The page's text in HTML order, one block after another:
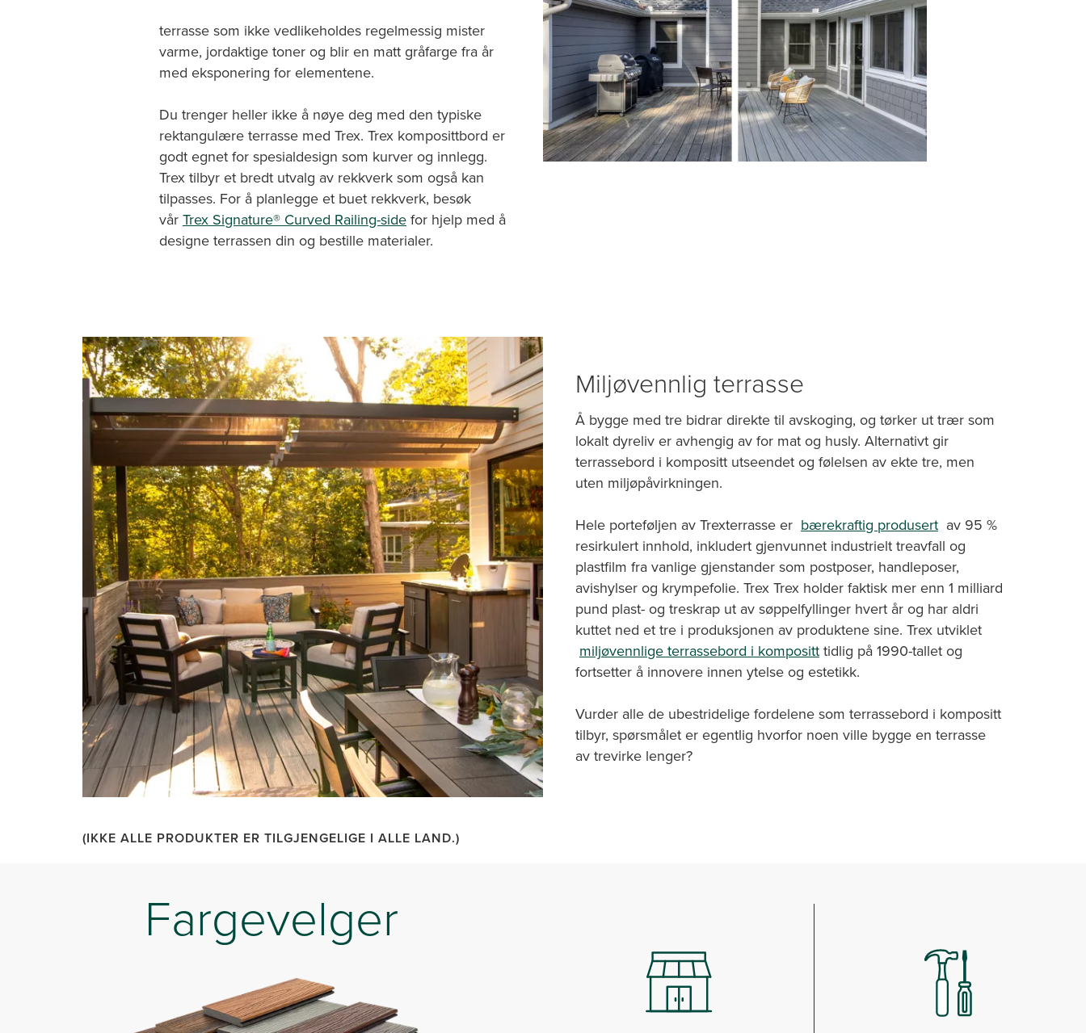
terrasse som ikke vedlikeholdes regelmessig mister
varme, jordaktige toner og blir en matt gråfarge fra år
med eksponering for elementene.
Du trenger heller ikke å nøye deg med den typiske
rektangulære terrasse med Trex. Trex komposittbord er
godt egnet for spesialdesign som kurver og innlegg.
Trex tilbyr et bredt utvalg av rekkverk som også kan
tilpasses. For å planlegge et buet rekkverk, besøk
vårTrex Signature® Curved Railing-sidefor hjelp med å
designe terrassen din og bestille materialer.
Miljøvennlig terrasse
Å bygge med tre bidrar direkte til avskoging, og tørker ut trær som
lokalt dyreliv er avhengig av for mat og husly. Alternativt gir
terrassebord i kompositt utseendet og følelsen av ekte tre, men
uten miljøpåvirkningen.
Hele porteføljen av Trexterrasse er bærekraftig produsert av 95 %
resirkulert innhold, inkludert gjenvunnet industrielt treavfall og
plastfilm fra vanlige gjenstander som postposer, handleposer,
avishylser og krympefolie. Trex Trex holder faktisk mer enn 1 milliard
pund plast- og treskrap ut av søppelfyllinger hvert år og har aldri
kuttet ned et tre i produksjonen av produktene sine. Trex utviklet
miljøvennlige terrassebord i kompositttidlig på 1990-tallet og
fortsetter å innovere innen ytelse og estetikk.
Vurder alle de ubestridelige fordelene som terrassebord i kompositt
tilbyr, spørsmålet er egentlig hvorfor noen ville bygge en terrasse
av trevirke lenger?
(IKKE ALLE PRODUKTER ER TILGJENGELIGE I ALLE LAND.)
Fargevelger